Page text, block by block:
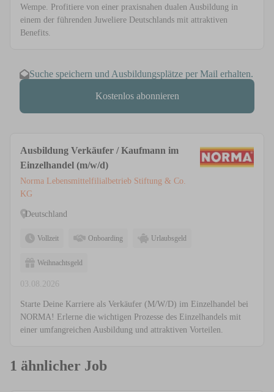
Wempe. Profitiere von einer praxisnahen dualen Ausbildung in
einem der führenden Juweliere Deutschlands mit attraktiven
Benefits.
Suche speichern und Ausbildungsplätze per Mail erhalten.
Kostenlos abonnieren
Ausbildung Verkäufer / Kaufmann im
Einzelhandel (m/w/d)
Norma Lebensmittelfilialbetrieb Stiftung & Co.
KG
Deutschland
Vollzeit Onboarding Urlaubsgeld
Weihnachtsgeld
03.08.2026
Starte Deine Karriere als Verkäufer (M/W/D) im Einzelhandel bei
NORMA! Erlerne die wichtigen Prozesse des Einzelhandels mit
einer umfangreichen Ausbildung und attraktiven Vorteilen.
1 ähnlicher Job